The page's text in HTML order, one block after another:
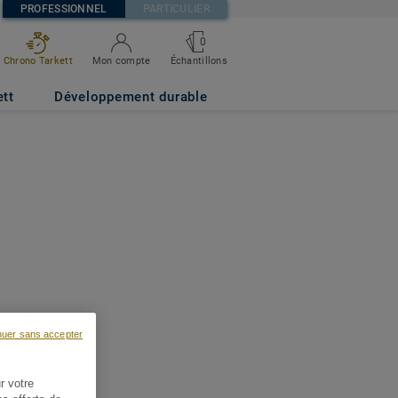
PROFESSIONNEL PARTICULIER
Chrono Tarkett Mon compte
0
Échantillons
Développement durable
votre
sans accepter